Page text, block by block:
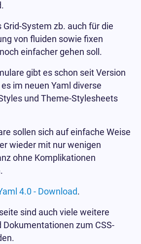
Grid-System zb. auch für die
von fluiden sowie fixen
einfacher gehen soll.
gibt es schon seit Version
im neuen Yaml diverse
und Theme-Stylesheets
sollen sich auf einfache Weise
wieder mit nur wenigen
ohne Komplikationen
4.0 - Download.
sind auch viele weitere
Dokumentationen zum CSS-